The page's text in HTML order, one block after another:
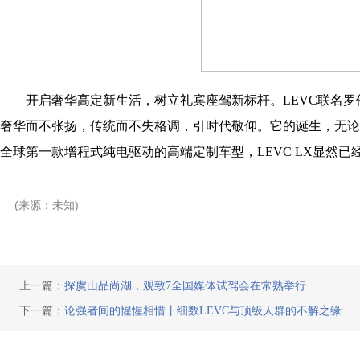
开启奢华高定新生活，树立礼宾座驾新标杆。LEVC联名
奢华而不张扬，传统而不失格调，引时代敬仰。它的诞生，无
全球第一款增程式纯电驱动的高端定制车型，LEVC LX显然已
(来源：未知)
上一篇： 探虞山品尚湖，观致7全国媒体试驾会在常熟举行
下一篇： 论强者间的惺惺相惜丨细数LEVC与顶级人群的不解之缘